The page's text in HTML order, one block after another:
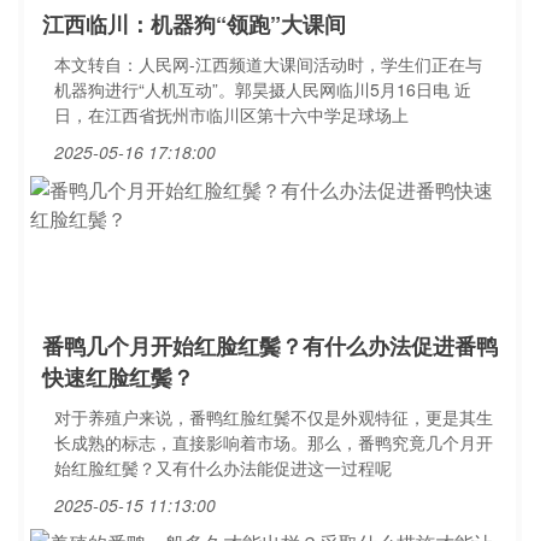
江西临川：机器狗“领跑”大课间
本文转自：人民网-江西频道大课间活动时，学生们正在与
机器狗进行“人机互动”。郭昊摄人民网临川5月16日电 近
日，在江西省抚州市临川区第十六中学足球场上
2025-05-16 17:18:00
番鸭几个月开始红脸红鬓？有什么办法促进番鸭
快速红脸红鬓？
对于养殖户来说，番鸭红脸红鬓不仅是外观特征，更是其生
长成熟的标志，直接影响着市场。那么，番鸭究竟几个月开
始红脸红鬓？又有什么办法能促进这一过程呢
2025-05-15 11:13:00